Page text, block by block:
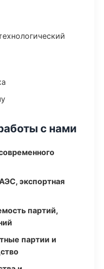
с нами
экспортная
партий,
партии и